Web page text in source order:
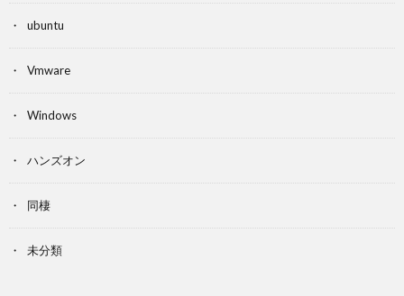
ubuntu
Vmware
Windows
ハンズオン
同棲
未分類